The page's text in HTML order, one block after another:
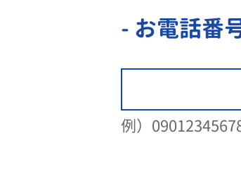
- お電話番
例）